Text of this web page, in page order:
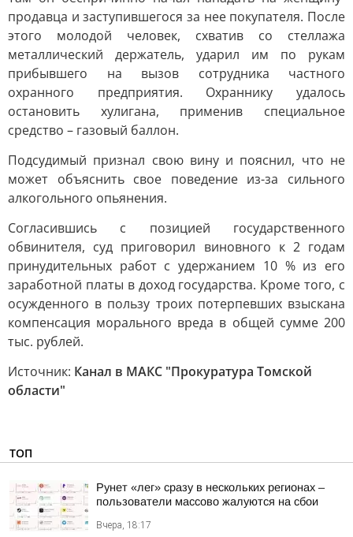
продавца и заступившегося за нее покупателя. После
этого молодой человек, схватив со стеллажа
металлический держатель, ударил им по рукам
прибывшего на вызов сотрудника частного
охранного предприятия. Охраннику удалось
остановить хулигана, применив специальное
средство – газовый баллон.
Подсудимый признал свою вину и пояснил, что не
может объяснить свое поведение из-за сильного
алкогольного опьянения.
Согласившись с позицией государственного
обвинителя, суд приговорил виновного к 2 годам
принудительных работ с удержанием 10 % из его
заработной платы в доход государства. Кроме того, с
осужденного в пользу троих потерпевших взыскана
компенсация морального вреда в общей сумме 200
тыс. рублей.
Источник: Канал в МАКС "Прокуратура Томской
области"
ТОП
Рунет «лег» сразу в нескольких регионах –
пользователи массово жалуются на сбои
Вчера, 18:17